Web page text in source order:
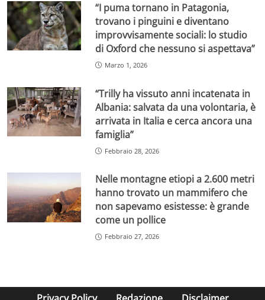
“I puma tornano in Patagonia,
trovano i pinguini e diventano
improvvisamente sociali: lo studio
di Oxford che nessuno si aspettava”
Marzo 1, 2026
“Trilly ha vissuto anni incatenata in
Albania: salvata da una volontaria, è
arrivata in Italia e cerca ancora una
famiglia”
Febbraio 28, 2026
Nelle montagne etiopi a 2.600 metri
hanno trovato un mammifero che
non sapevamo esistesse: è grande
come un pollice
Febbraio 27, 2026